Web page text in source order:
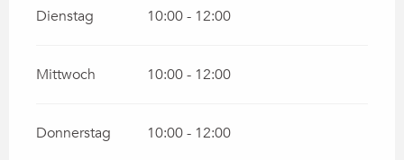
Dienstag 10:00 - 12:00
Mittwoch 10:00 - 12:00
Donnerstag 10:00 - 12:00